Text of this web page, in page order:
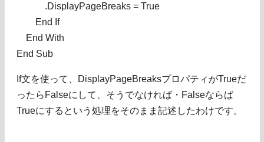
.DisplayPageBreaks = True
End If
End With
End Sub
If文を使って、DisplayPageBreaksプロパティがTrueだ
ったらFalseにして、そうでなければ・Falseならば
Trueにするという処理をそのまま記述したわけです。